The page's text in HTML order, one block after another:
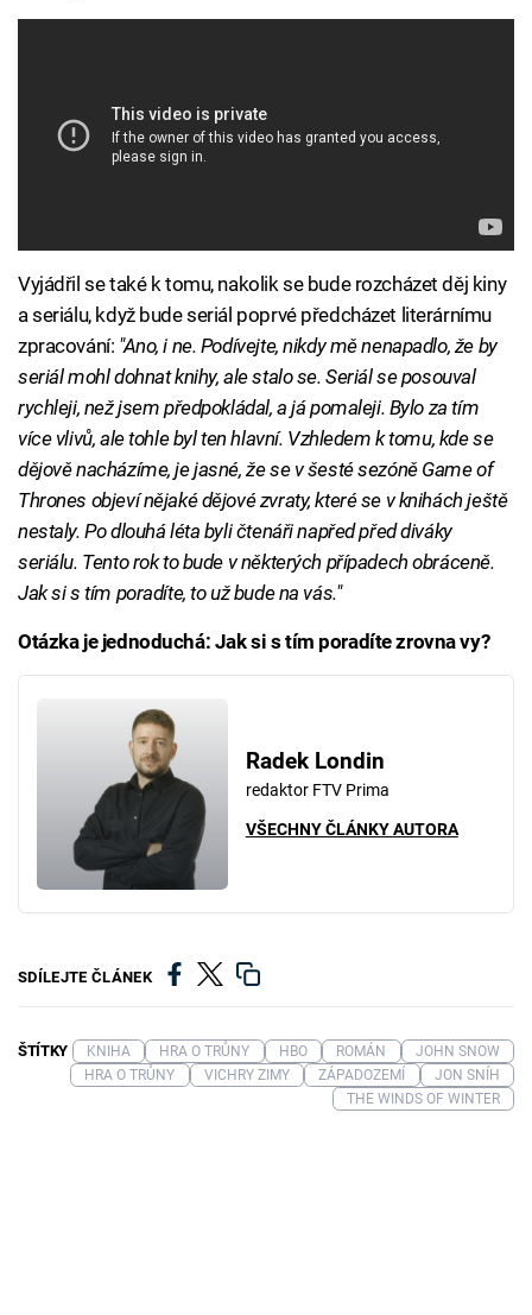
Vyjádřil se také k tomu, nakolik se bude rozcházet děj kiny
a seriálu, když bude seriál poprvé předcházet literárnímu
zpracování: "Ano, i ne. Podívejte, nikdy mě nenapadlo, že by
seriál mohl dohnat knihy, ale stalo se. Seriál se posouval
rychleji, než jsem předpokládal, a já pomaleji. Bylo za tím
více vlivů, ale tohle byl ten hlavní. Vzhledem k tomu, kde se
dějově nacházíme, je jasné, že se v šesté sezóně Game of
Thrones objeví nějaké dějové zvraty, které se v knihách ještě
nestaly. Po dlouhá léta byli čtenáři napřed před diváky
seriálu. Tento rok to bude v některých případech obráceně.
Jak si s tím poradíte, to už bude na vás."
Otázka je jednoduchá: Jak si s tím poradíte zrovna vy?
Radek Londin
redaktor FTV Prima
VŠECHNY ČLÁNKY AUTORA
SDÍLEJTE ČLÁNEK
ŠTÍTKY KNIHA HRA O TRŮNY HBO ROMÁN
JOHN SNOW
HRA O TRŮNY
VICHRY ZIMY ZÁPADOZEMÍ
JON SNÍH
THE WINDS OF WINTER